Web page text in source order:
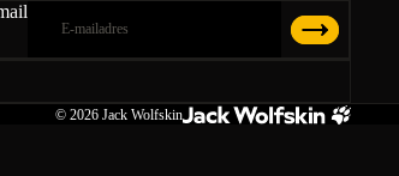
© 2026 Jack Wolfskin